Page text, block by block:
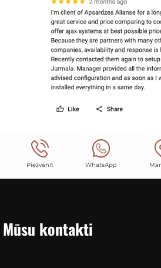
Piezvanīt WhatsApp
Mūsu kontakti